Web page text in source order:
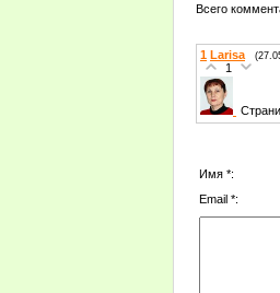
Всего
1 Larisa
1
Имя *:
Email *: